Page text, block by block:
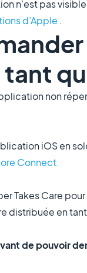
n’est pas
d’Apple .
non
iOS en
Connect.
Takes Care
distribuée en
de pouvoir